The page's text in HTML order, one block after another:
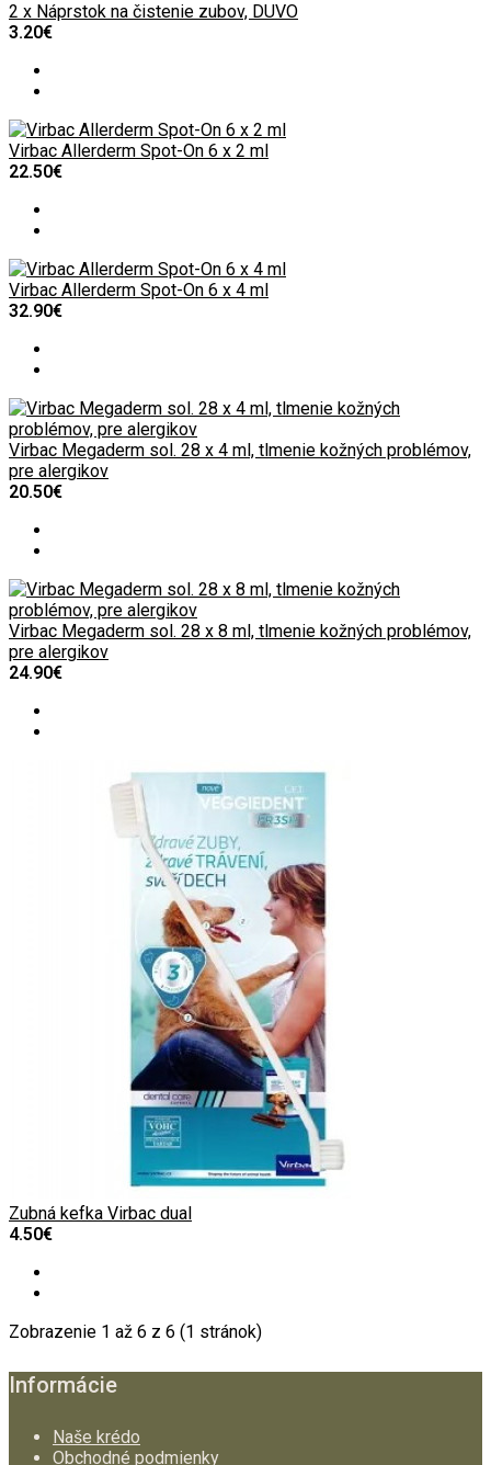
2 x Náprstok na čistenie zubov, DUVO
3.20€
Virbac Allerderm Spot-On 6 x 2 ml
22.50€
Virbac Allerderm Spot-On 6 x 4 ml
32.90€
Virbac Megaderm sol. 28 x 4 ml, tlmenie kožných problémov,
pre alergikov
20.50€
Virbac Megaderm sol. 28 x 8 ml, tlmenie kožných problémov,
pre alergikov
24.90€
Zubná kefka Virbac dual
4.50€
Zobrazenie 1 až 6 z 6 (1 stránok)
Informácie
Naše krédo
Obchodné podmienky